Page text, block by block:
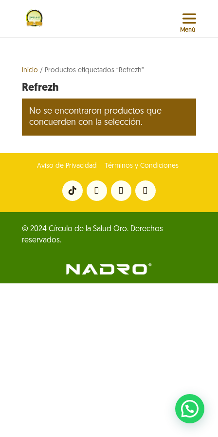
Inicio / Productos etiquetados “Refrezh”
Refrezh
No se encontraron productos que
concuerden con la selección.
Aviso de Privacidad Términos y Condiciones
© 2024 Círculo de la Salud Oro. Derechos
reservados.